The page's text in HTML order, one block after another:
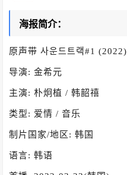
海报简介：
原声带 사운드트랙#1 (2022)
导演: 金希元
主演: 朴炯植 / 韩韶禧
类型: 爱情 / 音乐
制片国家/地区: 韩国
语言: 韩语